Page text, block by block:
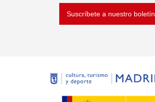
Suscríbete a nuestro boletín